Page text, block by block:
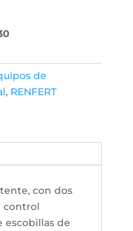
de
, RENFERT
con dos
control
de